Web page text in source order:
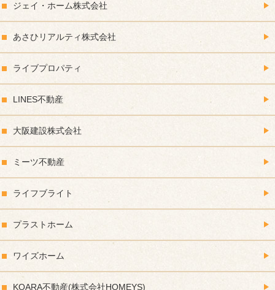
ジェイ・ホーム株式会社
あさひリアルティ株式会社
ライブプロパティ
LINES不動産
大阪建設株式会社
ミーツ不動産
ライフブライト
プラストホーム
ワイズホーム
KOARA不動産(株式会社HOMEYS)